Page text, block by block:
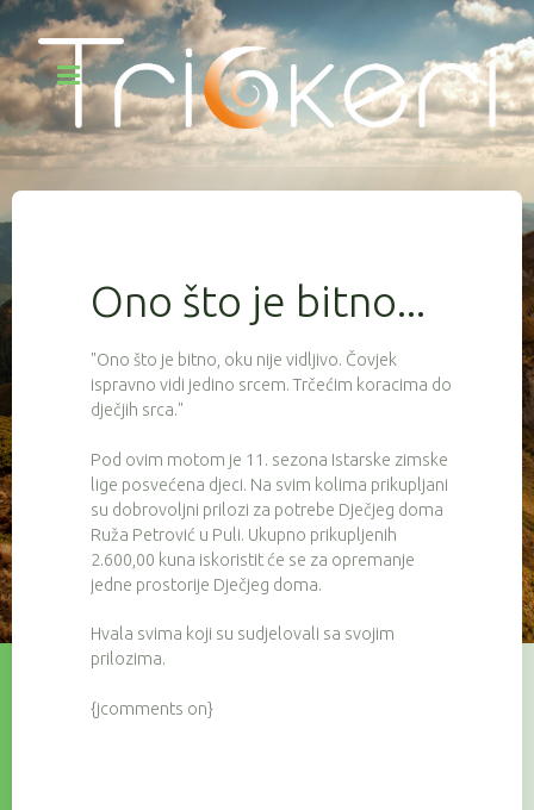
Ono što je bitno...
"Ono što je bitno, oku nije vidljivo. Čovjek
ispravno vidi jedino srcem. Trčećim koracima do
dječjih srca."
Pod ovim motom je 11. sezona Istarske zimske
lige posvećena djeci. Na svim kolima prikupljani
su dobrovoljni prilozi za potrebe Dječjeg doma
Ruža Petrović u Puli. Ukupno prikupljenih
2.600,00 kuna iskoristit će se za opremanje
jedne prostorije Dječjeg doma.
Hvala svima koji su sudjelovali sa svojim
prilozima.
{jcomments on}